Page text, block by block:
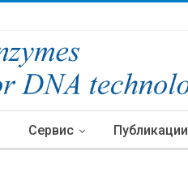
Сервис Публикации